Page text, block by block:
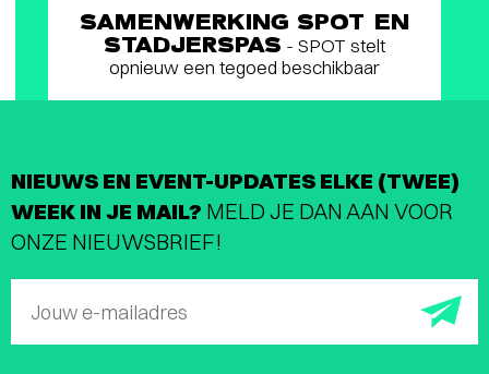
SAMENWERKING SPOT EN
STADJERSPAS - SPOT stelt
opnieuw een tegoed beschikbaar
NIEUWS EN EVENT-UPDATES ELKE (TWEE)
WEEK IN JE MAIL? MELD JE DAN AAN VOOR
ONZE NIEUWSBRIEF!
Jouw e-mailadres